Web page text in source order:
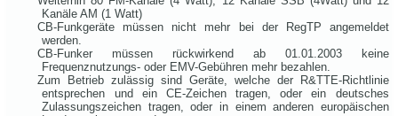
Kanäle AM (1 Watt)
CB-Funkgeräte müssen nicht mehr bei der RegTP angemeldet
werden.
CB-Funker müssen rückwirkend ab 01.01.2003 keine
Frequenznutzungs- oder EMV-Gebühren mehr bezahlen.
Zum Betrieb zulässig sind Geräte, welche der R&TTE-Richtlinie
entsprechen und ein CE-Zeichen tragen, oder ein deutsches
Zulassungszeichen tragen, oder in einem anderen europäischen